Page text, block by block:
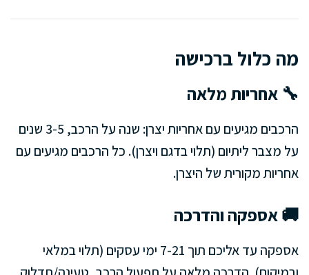
מה כלול ברכישה
🔧 אחריות מלאה
הרכבים מגיעים עם אחריות יצרן: שנה על הרכב, 3-5 שנים
על מצבר ליתיום (תלוי בדגם ויצרן). כל הרכבים מגיעים עם
אחריות מקורית של היצרן.
🚚 אספקה והדרכה
אספקה עד אליכם תוך 7-21 ימי עסקים (תלוי במלאי